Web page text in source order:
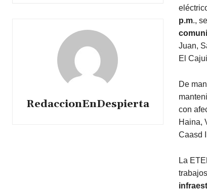
RedaccionEnDespierta
p.m.,
Juan,
El
De
con
Haina,
Caasd
La